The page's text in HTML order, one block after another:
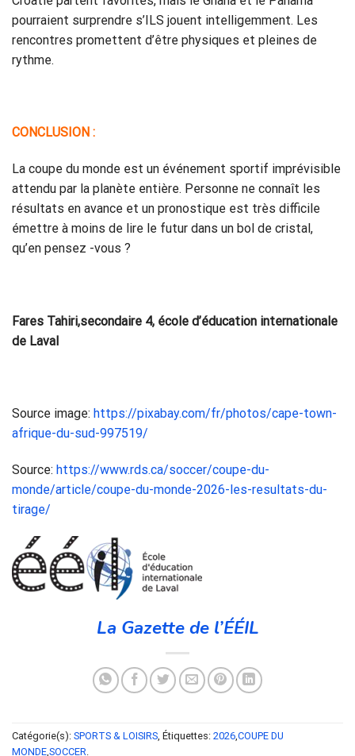
pourraient surprendre s’ILS jouent intelligemment. Les
rencontres promettent d’être physiques et pleines de
rythme.
CONCLUSION :
La coupe du monde est un événement sportif imprévisible
attendu par la planète entière. Personne ne connaît les
résultats en avance et un pronostique est très difficile
émettre à moins de lire le futur dans un bol de cristal,
qu’en pensez -vous ?
Fares Tahiri,secondaire 4, école d’éducation internationale
de Laval
Source image: https://pixabay.com/fr/photos/cape-town-
afrique-du-sud-997519/
Source: https://www.rds.ca/soccer/coupe-du-
monde/article/coupe-du-monde-2026-les-resultats-du-
tirage/
La Gazette de l’ÉÉIL
Catégorie(s): SPORTS & LOISIRS, Étiquettes: 2026,COUPE DU
MONDE,SOCCER.